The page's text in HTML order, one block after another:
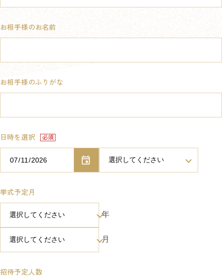
お相手様のお名前
お相手様のふりがな
日時を選択
挙式予定月
年
月
招待予定人数